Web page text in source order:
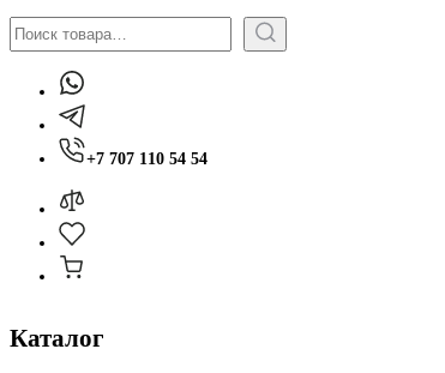
Поиск
+7 707 110 54 54
Каталог